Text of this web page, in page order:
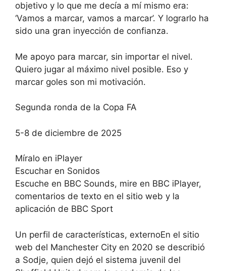
objetivo y lo que me decía a mí mismo era:
‘Vamos a marcar, vamos a marcar’. Y lograrlo ha
sido una gran inyección de confianza.
Me apoyo para marcar, sin importar el nivel.
Quiero jugar al máximo nivel posible. Eso y
marcar goles son mi motivación.
Segunda ronda de la Copa FA
5-8 de diciembre de 2025
Míralo en iPlayer
Escuchar en Sonidos
Escuche en BBC Sounds, mire en BBC iPlayer,
comentarios de texto en el sitio web y la
aplicación de BBC Sport
Un perfil de características, externoEn el sitio
web del Manchester City en 2020 se describió
a Sodje, quien dejó el sistema juvenil del